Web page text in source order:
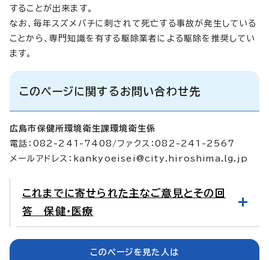
することが出来ます。
なお、毎年スズメバチに刺されて死亡する事故が発生している
ことから、専門知識を有する駆除業者による駆除を推奨してい
ます。
このページに関するお問い合わせ先
広島市保健所環境衛生課環境衛生係
電話：082-241-7408/ファクス：082-241-2567
メールアドレス： kankyoeisei@city.hiroshima.lg.jp
これまでに寄せられた主なご意見とその回
答 保健・医療
このページを見た人は